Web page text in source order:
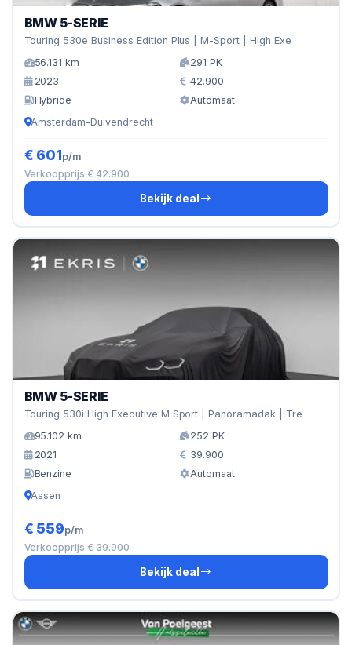
BMW 5-SERIE
Touring 530e Business Edition Plus | M-Sport | High Exe
56.131 km
291 PK
2023
42.900
Hybride
Automaat
Amsterdam-Duivendrecht
€ 601p/m
Verkoopprijs € 42.900
Bekijk deal
BMW 5-SERIE
Touring 530i High Executive M Sport | Panoramadak | Tre
95.102 km
252 PK
2021
39.900
Benzine
Automaat
Assen
€ 559p/m
Verkoopprijs € 39.900
Bekijk deal